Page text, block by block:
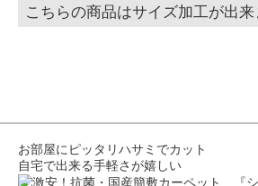
こちらの商品はサイズ加工が出来
お部屋にピッタリハサミでカット
自宅で出来る手軽さが嬉しい